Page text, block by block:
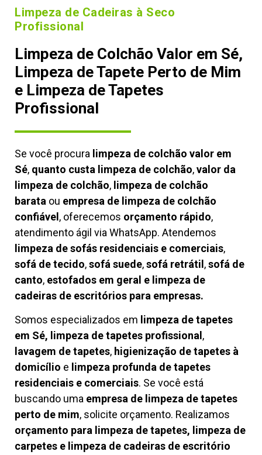
Limpeza de Cadeiras à Seco
Profissional
Limpeza de Colchão Valor em Sé,
Limpeza de Tapete Perto de Mim
e Limpeza de Tapetes
Profissional
Se você procura limpeza de colchão valor em
Sé, quanto custa limpeza de colchão,valor da
limpeza de colchão, limpeza de colchão
barata ou empresa de limpeza de colchão
confiável, oferecemos orçamento rápido,
atendimento ágil via WhatsApp. Atendemos
limpeza desofás residenciais e comerciais,
sofá de tecido,sofá suede,sofá retrátil,sofá de
canto, estofados em geral e limpeza de
cadeiras de escritórios para empresas.
Somos especializados em limpeza de tapetes
em Sé, limpeza de tapetes profissional ,
lavagem de tapetes, higienização de tapetes à
domicílio e limpeza profunda de tapetes
residenciais e comerciais. Se você está
buscando uma empresa de limpeza de tapetes
perto de mim, solicite orçamento. Realizamos
orçamento para limpeza de tapetes, limpeza de
carpetes e limpeza de cadeiras de escritório